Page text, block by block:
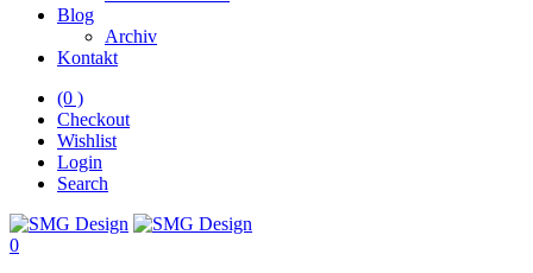
Blog
Archiv
Kontakt
(0 )
Checkout
Wishlist
Login
Search
0